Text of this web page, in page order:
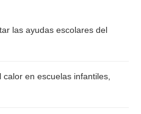
las ayudas escolares del
en escuelas infantiles,